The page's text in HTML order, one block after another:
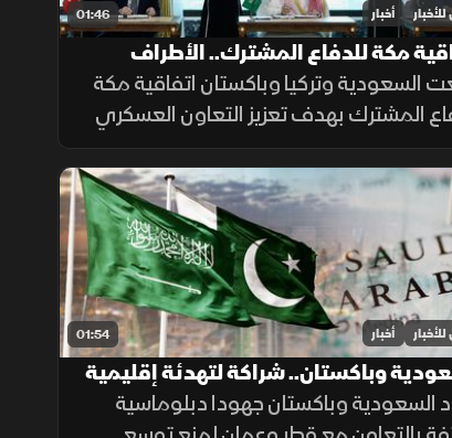
01:46 أخبار
مكة للدفاع المشترك.. الأطراف
السعودية وتركيا وباكستان اتفاقية مكة
المشترك بهدف تعزيز التعاون العسكري
الأمني وتطوير القدرات الدفاعية، بما
الاستقرار الإقليمي ويرفع مستوى
المشتركة.
01:54 أخبار
وباكستان.. شراكة لتهدئة إقليمية
السعودية وباكستان جهودا دبلوماسية